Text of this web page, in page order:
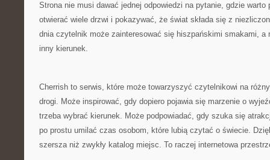
Strona nie musi dawać jednej odpowiedzi na pytanie, gdzie warto
otwierać wiele drzwi i pokazywać, że świat składa się z
dnia czytelnik może zainteresować się hiszpańskimi smakami, a
inny kierunek.
Cherrish to serwis, które może towarzyszyć czytelnikowi na
drogi. Może inspirować, gdy dopiero pojawia się marzenie o
trzeba wybrać kierunek. Może podpowiadać, gdy szuka się
po prostu umilać czas osobom, które lubią czytać o świecie.
szersza niż zwykły katalog miejsc. To raczej internetowa